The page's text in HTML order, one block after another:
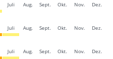
Juli Aug. Sept. Okt. Nov. Dez.
Juli Aug. Sept. Okt. Nov. Dez.
Juli Aug. Sept. Okt. Nov. Dez.